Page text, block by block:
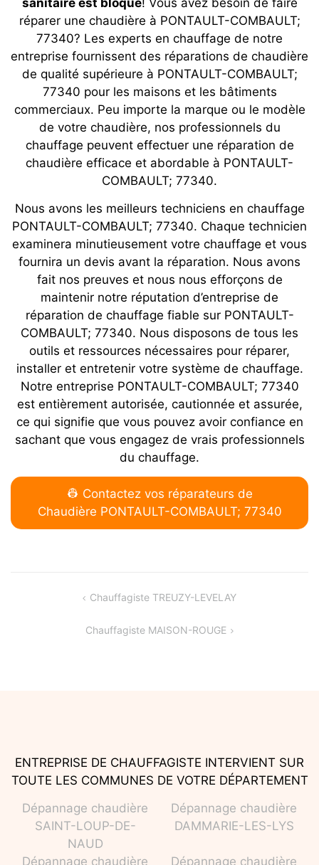
réparer une chaudière à PONTAULT-COMBAULT;
77340? Les experts en chauffage de notre
entreprise fournissent des réparations de chaudière
de qualité supérieure à PONTAULT-COMBAULT;
77340 pour les maisons et les bâtiments
commerciaux. Peu importe la marque ou le modèle
de votre chaudière, nos professionnels du
chauffage peuvent effectuer une réparation de
chaudière efficace et abordable à PONTAULT-
COMBAULT; 77340.
Nous avons les meilleurs techniciens en chauffage
PONTAULT-COMBAULT; 77340. Chaque technicien
examinera minutieusement votre chauffage et vous
fournira un devis avant la réparation. Nous avons
fait nos preuves et nous nous efforçons de
maintenir notre réputation d’entreprise de
réparation de chauffage fiable sur PONTAULT-
COMBAULT; 77340. Nous disposons de tous les
outils et ressources nécessaires pour réparer,
installer et entretenir votre système de chauffage.
Notre entreprise PONTAULT-COMBAULT; 77340
est entièrement autorisée, cautionnée et assurée,
ce qui signifie que vous pouvez avoir confiance en
sachant que vous engagez de vrais professionnels
du chauffage.
👷 Contactez vos réparateurs de
Chaudière PONTAULT-COMBAULT; 77340
Navigation Chauffagiste TREUZY-LEVELAY
Chauffagiste MAISON-ROUGE
ENTREPRISE DE CHAUFFAGISTE INTERVIENT SUR
TOUTE LES COMMUNES DE VOTRE DÉPARTEMENT
Dépannage chaudière
SAINT-LOUP-DE-
NAUD
Dépannage chaudière
DAMMARIE-LES-LYS
Dépannage chaudière Dépannage chaudière